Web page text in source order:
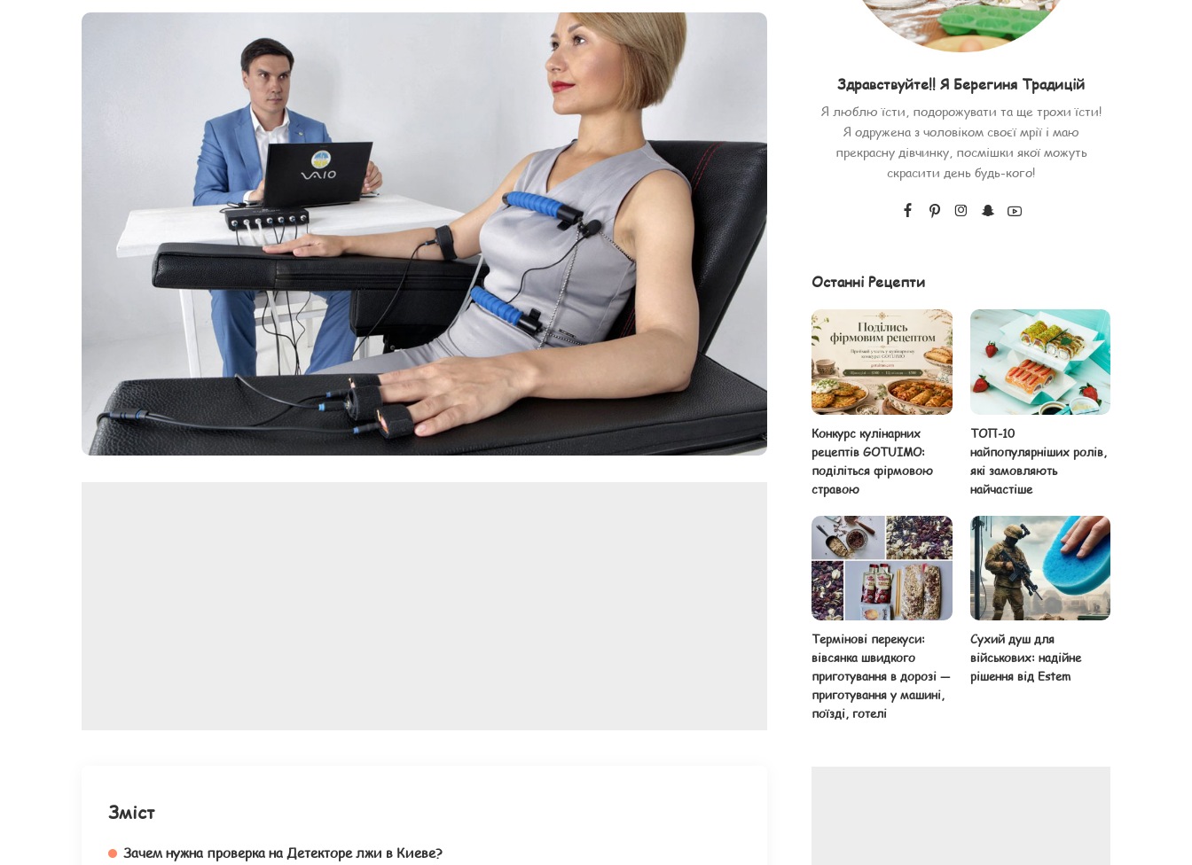
Зміст
Зачем нужна проверка на Детекторе лжи в Киеве?
Здравствуйте!! Я Берегиня Традицій
Я люблю їсти, подорожувати та ще трохи їсти!
Я одружена з чоловіком своєї мрії і маю
прекрасну дівчинку, посмішки якої можуть
скрасити день будь-кого!
Останні Рецепти
Конкурс кулінарних
рецептів GOTUIMO:
поділіться фірмовою
стравою
ТОП-10
найпопулярніших ролів,
які замовляють
найчастіше
Термінові перекуси:
вівсянка швидкого
приготування в дорозі —
приготування у машині,
поїзді, готелі
Сухий душ для
військових: надійне
рішення від Estem